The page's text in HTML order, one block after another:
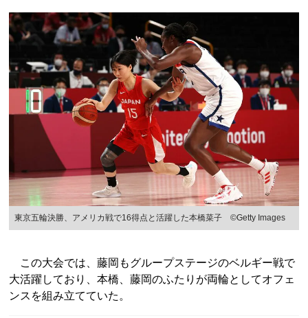
東京五輪決勝、アメリカ戦で16得点と活躍した本橋菜子 ©Getty Images
この大会では、藤岡もグループステージのベルギー戦で
大活躍しており、本橋、藤岡のふたりが両輪としてオフェ
ンスを組み立てていた。